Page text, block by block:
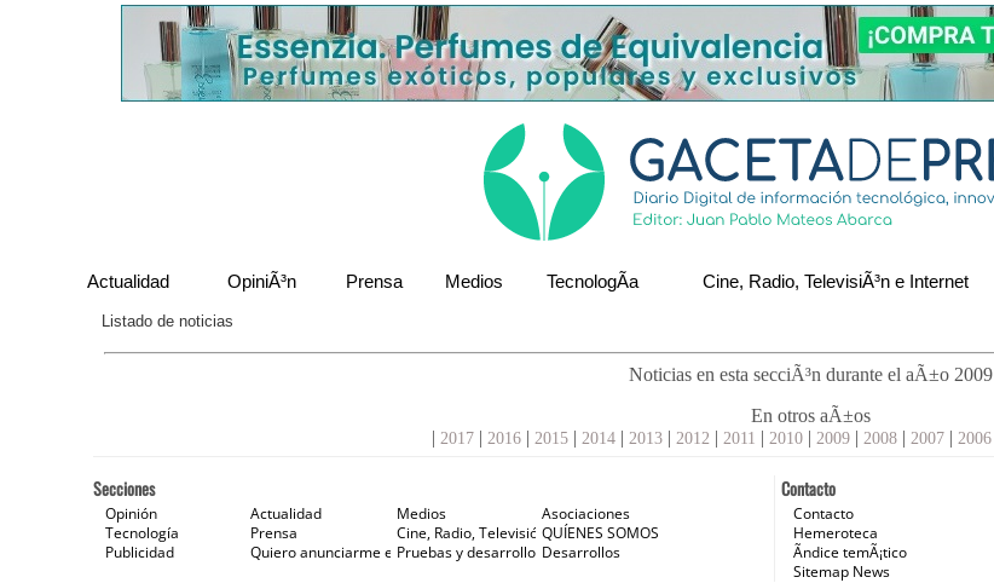
Actualidad OpiniÃ³n Prensa Medios TecnologÃ­a Cine, Radio, TelevisiÃ³n e Internet
Listado de noticias
Noticias en esta secciÃ³n durante el aÃ±o 2009
En otros aÃ±os
| 2017 | 2016 | 2015 | 2014 | 2013 | 2012 | 2011 | 2010 | 2009 | 2008 | 2007 | 2006
Contacto
Contacto
Hemeroteca
Ãndice temÃ¡tico
Sitemap News
Secciones
Opinión Actualidad Medios
Asociaciones
Tecnología
Prensa Cine, Radio, Televisión e Internet
QUÍENES SOMOS
Publicidad
Quiero anunciarme en Gaceta de Prensa
Pruebas y desarrollos Desarrollos